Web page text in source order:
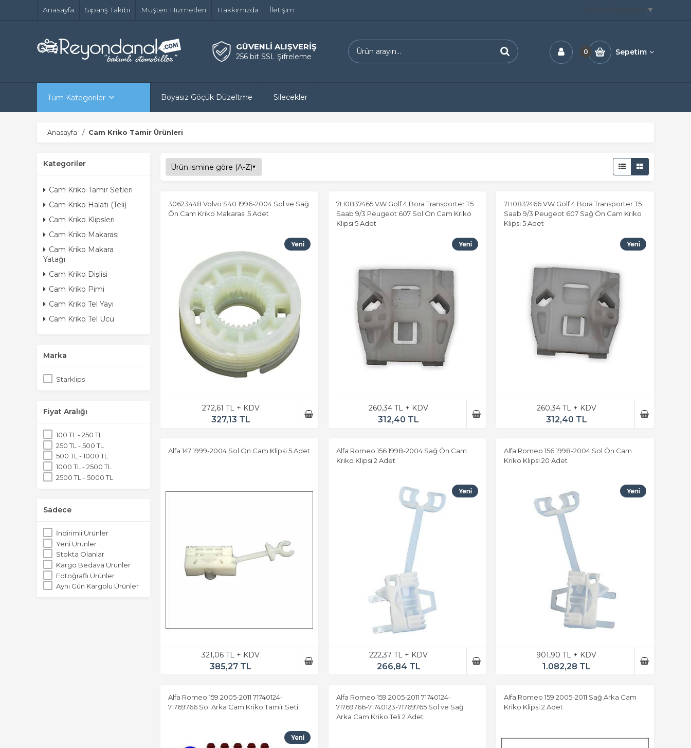
Anasayfa Sipariş Takibi Müşteri Hizmetleri Hakkımızda İletişim Select Language ▼
GÜVENLİ ALIŞVERİŞ
256 bit SSL Şifreleme
0 Sepetim
Tüm Kategoriler Boyasız Göçük Düzeltme Silecekler
Anasayfa Cam Kriko Tamir Ürünleri
Kategoriler
Cam Kriko Tamir Setleri
Cam Kriko Halatı (Teli)
Cam Kriko Klipsleri
Cam Kriko Makarası
Cam Kriko Makara
Yatağı
Cam Kriko Dişlisi
Cam Kriko Pimi
Cam Kriko Tel Yayı
Cam Kriko Tel Ucu
Marka
Starklips
Fiyat Aralığı
100 TL - 250 TL
250 TL - 500 TL
500 TL - 1000 TL
1000 TL - 2500 TL
2500 TL - 5000 TL
Sadece
İndirimli Ürünler
Yeni Ürünler
Stokta Olanlar
Kargo Bedava Ürünler
Fotoğraflı Ürünler
Aynı Gün Kargolu Ürünler
30623448 Volvo S40 1996-2004 Sol ve Sağ
Ön Cam Kriko Makarası 5 Adet
272,61 TL + KDV
327,13 TL
7H0837465 VW Golf 4 Bora Transporter T5
Saab 9/3 Peugeot 607 Sol Ön Cam Kriko
Klipsi 5 Adet
260,34 TL + KDV
312,40 TL
7H0837466 VW Golf 4 Bora Transporter T5
Saab 9/3 Peugeot 607 Sağ Ön Cam Kriko
Klipsi 5 Adet
260,34 TL + KDV
312,40 TL
Alfa 147 1999-2004 Sol Ön Cam Klipsi 5 Adet
321,06 TL + KDV
385,27 TL
Alfa Romeo 156 1998-2004 Sağ Ön Cam
Kriko Klipsi 2 Adet
222,37 TL + KDV
266,84 TL
Alfa Romeo 156 1998-2004 Sol Ön Cam
Kriko Klipsi 20 Adet
901,90 TL + KDV
1.082,28 TL
Alfa Romeo 159 2005-2011 71740124-
71769766 Sol Arka Cam Kriko Tamir Seti
Alfa Romeo 159 2005-2011 71740124-
71769766-71740123-71769765 Sol ve Sağ
Arka Cam Kriko Teli 2 Adet
Alfa Romeo 159 2005-2011 Sağ Arka Cam
Kriko Klipsi 2 Adet